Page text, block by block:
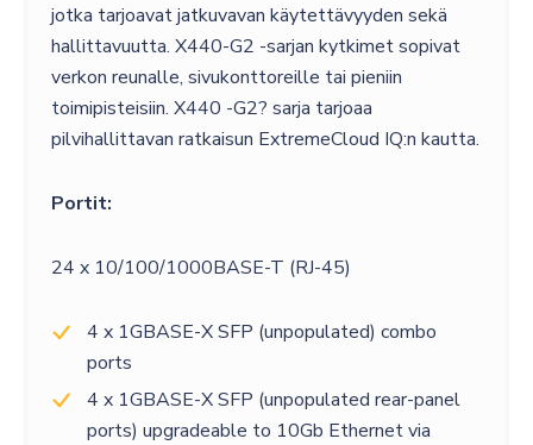
jotka tarjoavat jatkuvavan käytettävyyden sekä
hallittavuutta. X440-G2 -sarjan kytkimet sopivat
verkon reunalle, sivukonttoreille tai pieniin
toimipisteisiin. X440 -G2? sarja tarjoaa
pilvihallittavan ratkaisun ExtremeCloud IQ:n kautta.
Portit:
24 x 10/100/1000BASE-T (RJ-45)
4 x 1GBASE-X SFP (unpopulated) combo
ports
4 x 1GBASE-X SFP (unpopulated rear-panel
ports) upgradeable to 10Gb Ethernet via